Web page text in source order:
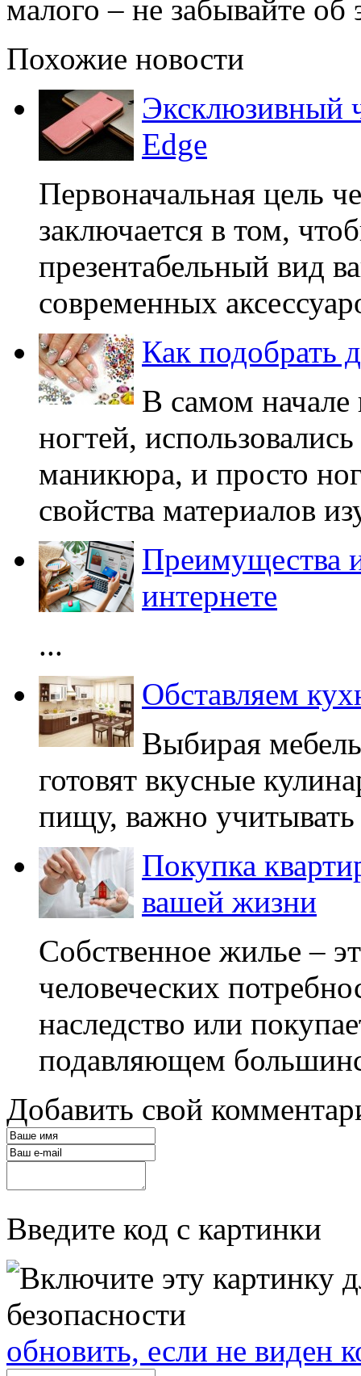
малого – не забывайте об
Похожие новости
Эксклюзивный
Edge
Первоначальная цель
заключается в том,
презентабельный вид
современных
Как подобрать
В самом начале
ногтей,
маникюра, и просто
свойства материалов
Преимущества
интернете
...
Обставляем
Выбирая
готовят вкусные
пищу, важно
Покупка
вашей жизни
Собственное жилье –
человеческих
наследство или
подавляющем
Добавить свой
Введите код с картинки
обновить, если не виден